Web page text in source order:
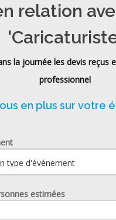
relation
la journée les devis reçus
professionnel
en plus sur votre
estimées